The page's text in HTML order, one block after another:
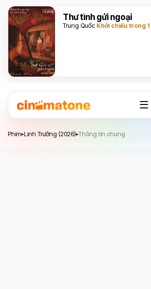
Thư tình gửi ngoại
Trung Quốc Khởi chiếu trong
Phim▸Linh Trưởng (2026)▸Thông tin chung